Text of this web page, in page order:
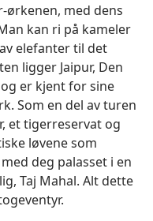
ørkenen, med dens
kan ri på kameler
elefanter til det
ligger Jaipur, Den
er kjent for sine
Som en del av turen
et tigerreservat og
løvene som
deg palasset i en
Taj Mahal. Alt dette